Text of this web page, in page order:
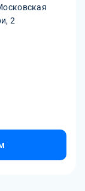
2